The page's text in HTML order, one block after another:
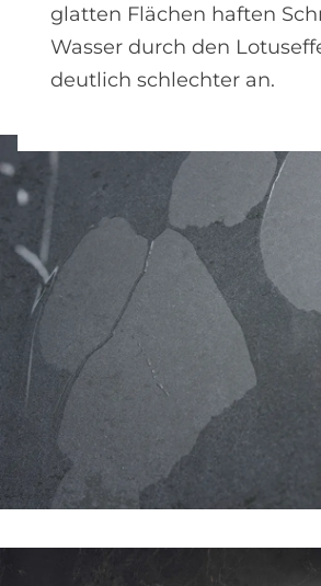
glatten Flächen haften
Wasser durch den
deutlich schlechter an.